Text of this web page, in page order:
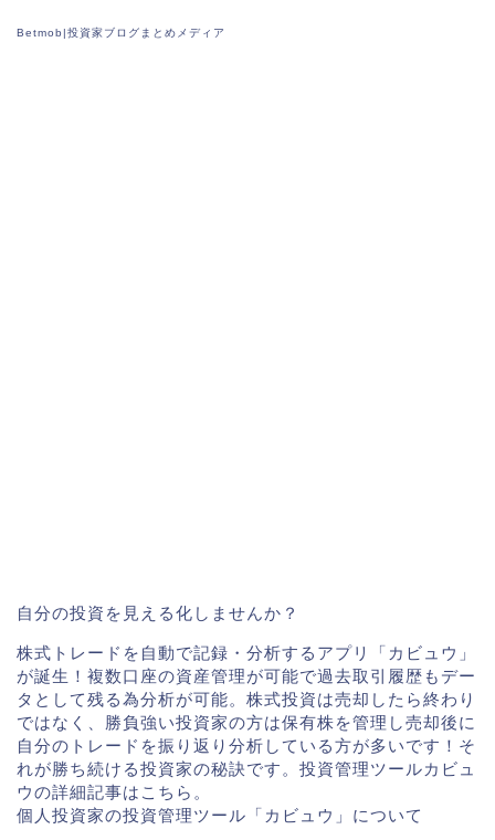
Betmob|投資家ブログまとめメディア
自分の投資を見える化しませんか？
株式トレードを自動で記録・分析するアプリ「カビュウ」
が誕生！複数口座の資産管理が可能で過去取引履歴もデー
タとして残る為分析が可能。株式投資は売却したら終わり
ではなく、勝負強い投資家の方は保有株を管理し売却後に
自分のトレードを振り返り分析している方が多いです！そ
れが勝ち続ける投資家の秘訣です。投資管理ツールカビュ
ウの詳細記事はこちら。
個人投資家の投資管理ツール「カビュウ」について